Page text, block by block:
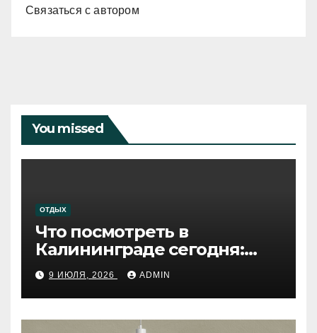
Связаться с автором
You missed
ОТДЫХ
Что посмотреть в
Калининграде сегодня:
путеводитель по самому
западному городу России
9 ИЮЛЯ, 2026 ADMIN